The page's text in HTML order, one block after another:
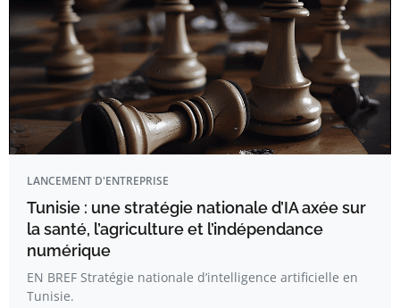
LANCEMENT D'ENTREPRISE
Tunisie : une stratégie nationale d’IA axée sur
la santé, l’agriculture et l’indépendance
numérique
EN BREF Stratégie nationale d’intelligence artificielle en
Tunisie.